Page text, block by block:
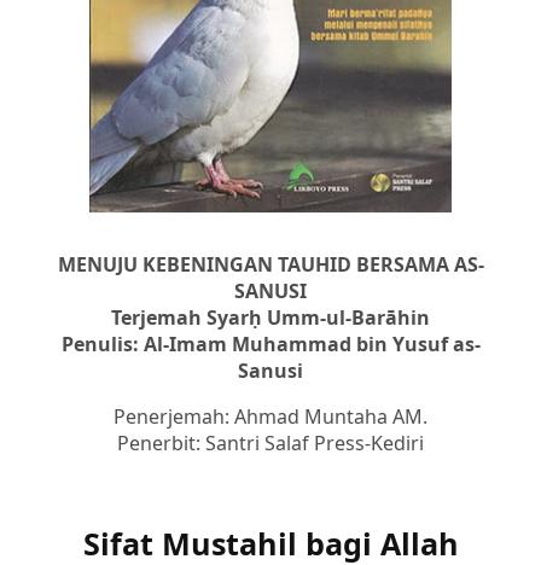
MENUJU KEBENINGAN TAUHID BERSAMA AS-
SANUSI
Terjemah Syarḥ Umm-ul-Barāhin
Penulis: Al-Imam Muhammad bin Yusuf as-
Sanusi
Penerjemah: Ahmad Muntaha AM.
Penerbit: Santri Salaf Press-Kediri
Sifat Mustahil bagi Allah